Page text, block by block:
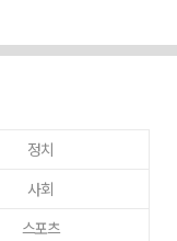
정치
사회
스포츠